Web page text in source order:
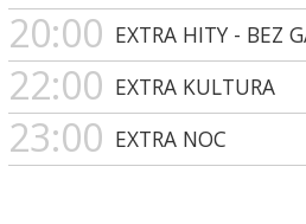
20:00 EXTRA HITY - BEZ
22:00 EXTRA KULTURA
23:00 EXTRA NOC